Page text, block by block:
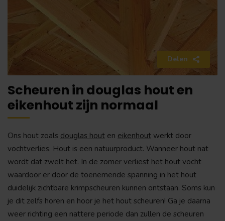
Delen
Scheuren in douglas hout en
eikenhout zijn normaal
Ons hout zoals douglas hout en eikenhout werkt door
vochtverlies. Hout is een natuurproduct. Wanneer hout nat
wordt dat zwelt het. In de zomer verliest het hout vocht
waardoor er door de toenemende spanning in het hout
duidelijk zichtbare krimpscheuren kunnen ontstaan. Soms kun
je dit zelfs horen en hoor je het hout scheuren! Ga je daarna
weer richting een nattere periode dan zullen de scheuren